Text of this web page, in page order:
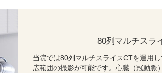
80列マルチスラ
当院では80列マルチスライスCTを運用
広範囲の撮影が可能です。心臓（冠動脈